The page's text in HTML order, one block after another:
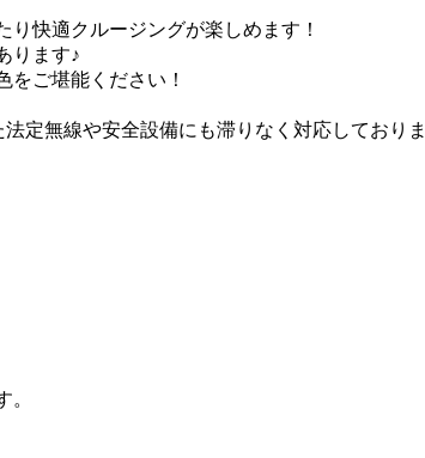
快適クルージングが楽しめます！
ります♪
をご堪能ください！
定無線や安全設備にも滞りなく対応しており